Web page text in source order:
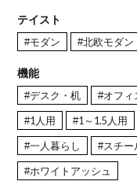
テイスト
#モダン #北欧モダン
機能
#デスク・机 #オフィ
#1人用 #1～1.5人用
#一人暮らし #スチー
#ホワイトアッシュ